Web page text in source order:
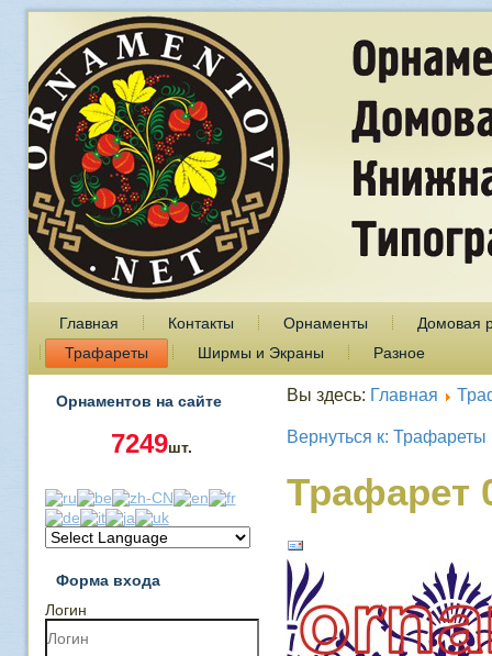
Главная Контакты Орнаменты
Домовая
Трафареты
Ширмы и Экраны Разное
Орнаментов на сайте
7249шт.
Форма входа
Логин
Вы здесь: Главная
Вернуться к: Трафареты
Трафарет